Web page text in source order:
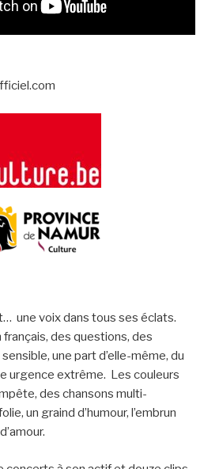
une voix dans tous ses éclats.
des questions, des
une part d’elle-même, du
urgence extrême. Les couleurs
des chansons multi-
un graind d’humour, l’embrun